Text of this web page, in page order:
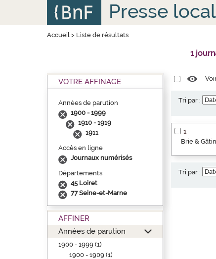
Presse
Accueil> Liste de résultats
1
VOTRE AFFINAGE
Années de parution
1900 - 1999
1910 - 1919
1911
Accès en ligne
Journaux numérisés
Départements
45 Loiret
77 Seine-et-Marne
AFFINER
Années de parution
1900 - 1999 (1)
1900 - 1909 (1)
Tri par :
1
Brie &
Tri par :
Panneau de gestion des cookies